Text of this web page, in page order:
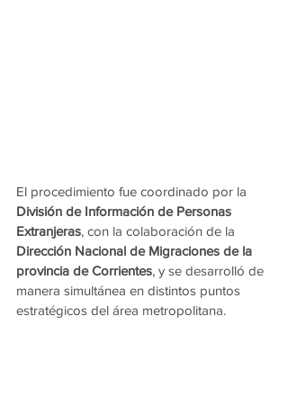
El procedimiento fue coordinado por la
División de Información de Personas
Extranjeras, con la colaboración de la
Dirección Nacional de Migraciones de la
provincia de Corrientes, y se desarrolló de
manera simultánea en distintos puntos
estratégicos del área metropolitana.